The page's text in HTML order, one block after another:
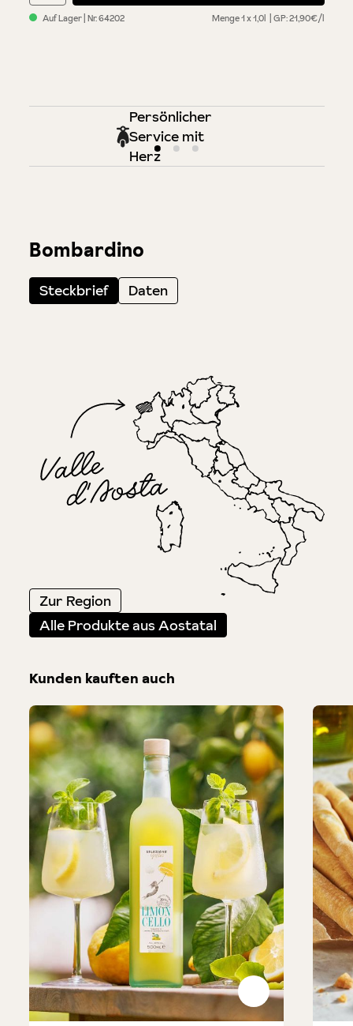
Auf Lager | Nr.64202 Menge1 x 1,0l GP: 21,90€/l
Persönlicher
Service mit
Herz
Bombardino
Steckbrief Daten
Zur Region
Alle Produkte aus Aostatal
Kunden kauften auch
Produktgalerie überspringen